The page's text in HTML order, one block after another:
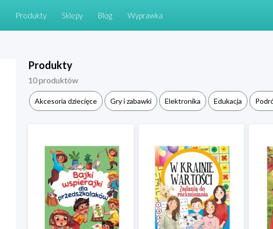
Produkty Sklepy Blog Wyprawka
Produkty
10produktów
Akcesoria dziecięce Gry i zabawki Elektronika Edukacja